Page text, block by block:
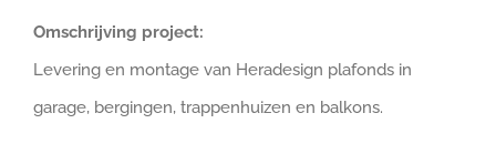
Omschrijving project:
Levering en montage van Heradesign plafonds in
garage, bergingen, trappenhuizen en balkons.